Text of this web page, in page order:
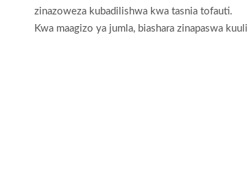
zinazoweza kubadilishwa kwa tasnia tofauti.
Kwa maagizo ya jumla, biashara zinapaswa